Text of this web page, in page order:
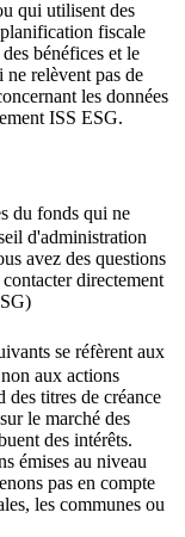
qui utilisent des
fiscale
bénéfices et le
ne relèvent pas de
les données
ISS ESG.
du fonds qui ne
d'administration
avez des questions
directement
se réfèrent aux
aux actions
des titres de créance
le marché des
des intérêts.
émises au niveau
pas en compte
les communes ou